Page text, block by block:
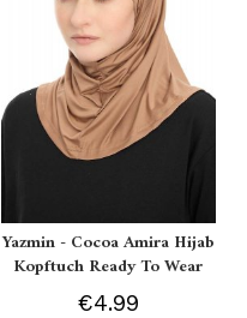
Yazmin - Cocoa Amira Hijab
Kopftuch Ready To Wear
€4.99